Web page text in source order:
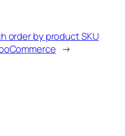
order by product SKU
→